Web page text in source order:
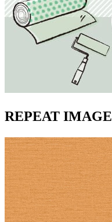
REPEAT IMAGE